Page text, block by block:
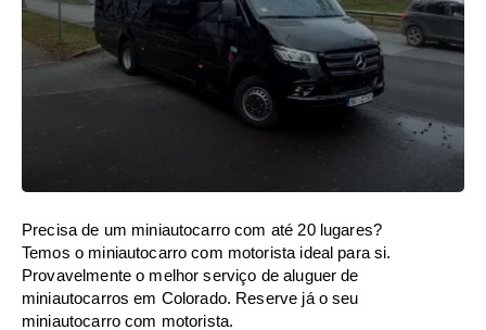
Precisa de um miniautocarro com até 20 lugares?
Temos o miniautocarro com motorista ideal para si.
Provavelmente o melhor serviço de aluguer de
miniautocarros em Colorado. Reserve já o seu
miniautocarro com motorista.